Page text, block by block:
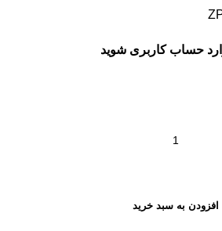
حساب کاربری شوید
افزودن به سبد خرید